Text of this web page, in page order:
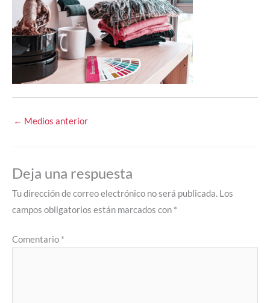
← Medios anterior
Deja una respuesta
Tu dirección de correo electrónico no será publicada. Los
campos obligatorios están marcados con *
Comentario *